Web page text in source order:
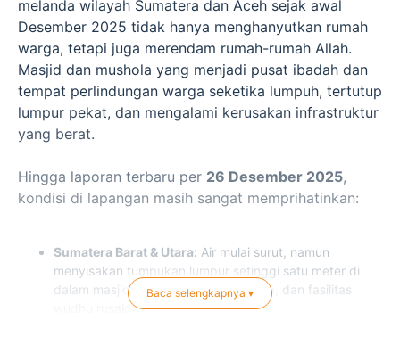
melanda wilayah Sumatera dan Aceh sejak awal
Desember 2025 tidak hanya menghanyutkan rumah
warga, tetapi juga merendam rumah-rumah Allah.
Masjid dan mushola yang menjadi pusat ibadah dan
tempat perlindungan warga seketika lumpuh, tertutup
lumpur pekat, dan mengalami kerusakan infrastruktur
yang berat.
Hingga laporan terbaru per 26 Desember 2025,
kondisi di lapangan masih sangat memprihatinkan:
Sumatera Barat & Utara: Air mulai surut, namun
menyisakan tumpukan lumpur setinggi satu meter di
dalam masjid. Karpet, pengeras suara, dan fasilitas
wudhu rusak total.
Baca selengkapnya ▾